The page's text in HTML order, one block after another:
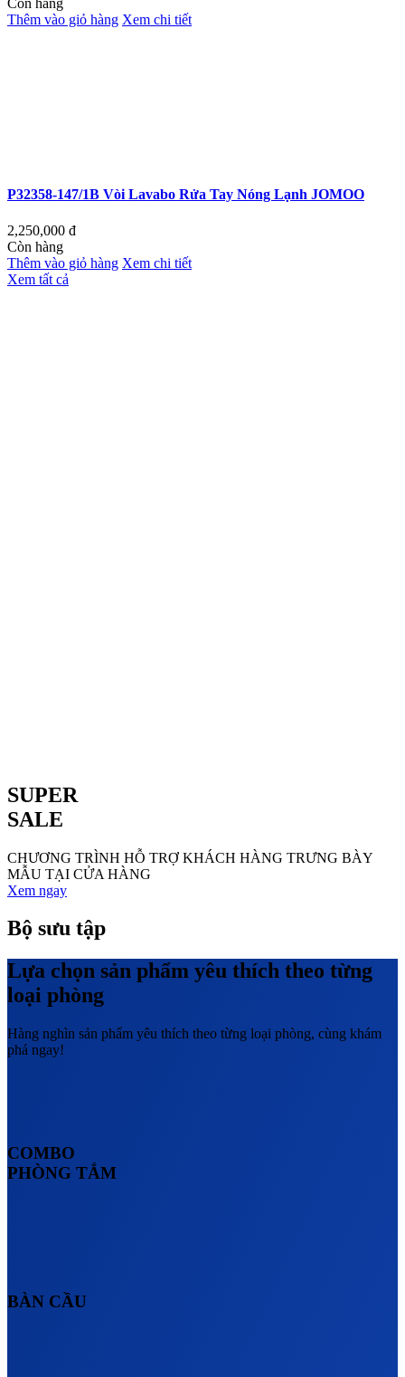
Còn hàng
Thêm vào giỏ hàng Xem chi tiết
P32358-147/1B Vòi Lavabo Rửa Tay Nóng Lạnh JOMOO
2,250,000 đ
Còn hàng
Thêm vào giỏ hàng Xem chi tiết
Xem tất cả
SUPER
SALE
CHƯƠNG TRÌNH HỖ TRỢ KHÁCH HÀNG TRƯNG BÀY
MẪU TẠI CỬA HÀNG
Xem ngay
Bộ sưu tập
Lựa chọn sản phẩm yêu thích theo từng
loại phòng
Hàng nghìn sản phẩm yêu thích theo từng loại phòng, cùng khám
phá ngay!
COMBO
PHÒNG TẮM
BÀN CẦU